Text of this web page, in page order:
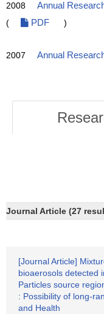
2008 Annual
(
PDF )
2007 Annual
Journal Article (27
[Journal Article]
bioaerosols detected
Particles source
: Possibility of long-
and Health